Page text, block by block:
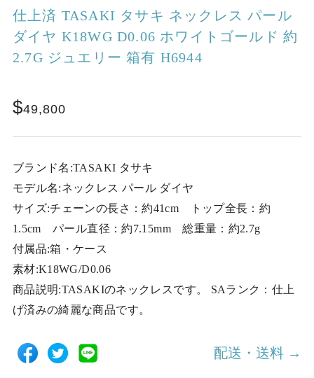
仕上済 TASAKI タサキ ネックレス パール
ダイヤ K18WG D0.06 ホワイトゴールド 約
2.7G ジュエリー 箱有 H6944
49,800
ブランド名:TASAKI タサキ
モデル名:ネックレス パール ダイヤ
サイズ:チェーンの長さ：約41cm トップ全長：約
1.5cm パール直径：約7.15mm 総重量：約2.7g
付属品:箱・ケース
素材:K18WG/D0.06
商品説明:TASAKIのネックレスです。 SAランク：仕上
げ済みの綺麗な商品です。
配送・送料 →